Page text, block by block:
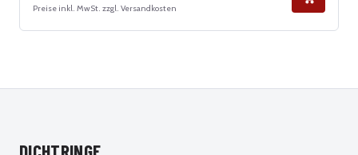
Preise inkl. MwSt. zzgl. Versandkosten